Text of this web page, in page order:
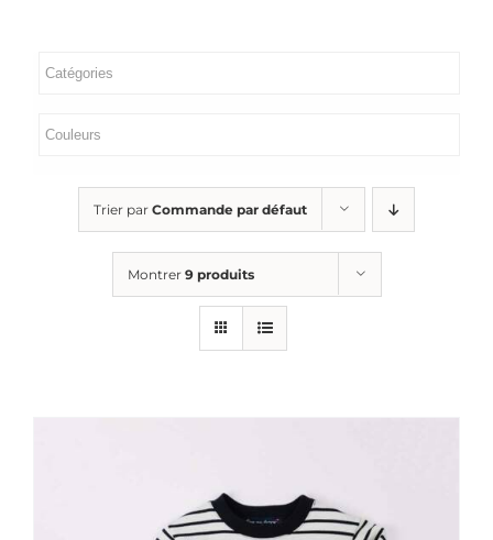
Actualités
Panier
Rechercher:
Trier par Commande par défaut
Montrer 9 produits